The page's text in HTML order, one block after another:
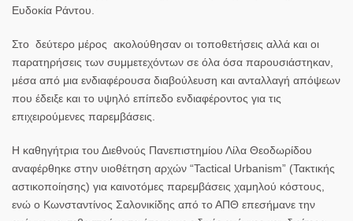
Ευδοκία Ράντου.
Στο δεύτερο μέρος ακολούθησαν οι τοποθετήσεις αλλά και οι
παρατηρήσεις των συμμετεχόντων σε όλα όσα παρουσιάστηκαν,
μέσα από μια ενδιαφέρουσα διαβούλευση και ανταλλαγή απόψεων
που έδειξε και το υψηλό επίπεδο ενδιαφέροντος για τις
επιχειρούμενες παρεμβάσεις.
Η καθηγήτρια του Διεθνούς Πανεπιστημίου Λίλα Θεοδωρίδου
αναφέρθηκε στην υιοθέτηση αρχών “Tactical Urbanism” (Τακτικής
αστικοποίησης) για καινοτόμες παρεμβάσεις χαμηλού κόστους,
ενώ ο Κωνσταντίνος Σαλονικίδης από το ΑΠΘ επεσήμανε την